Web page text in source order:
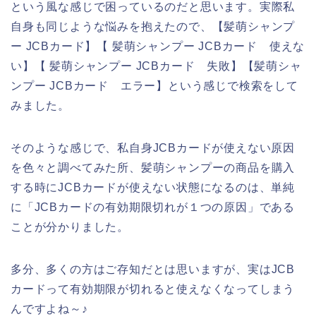
という風な感じで困っているのだと思います。実際私
自身も同じような悩みを抱えたので、【髪萌シャンプ
ー JCBカード】【 髪萌シャンプー JCBカード 使えな
い】【 髪萌シャンプー JCBカード 失敗】【髪萌シャ
ンプー JCBカード エラー】という感じで検索をして
みました。
そのような感じで、私自身JCBカードが使えない原因
を色々と調べてみた所、髪萌シャンプーの商品を購入
する時にJCBカードが使えない状態になるのは、単純
に「JCBカードの有効期限切れが１つの原因」である
ことが分かりました。
多分、多くの方はご存知だとは思いますが、実はJCB
カードって有効期限が切れると使えなくなってしまう
んですよね～♪